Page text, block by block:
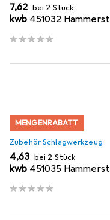
EUR
7,62 bei 2 Stück
kwb 451032
MENGENRABATT
Zubehör Schlagwerkzeug
EUR
4,63 bei 2 Stück
kwb 451035